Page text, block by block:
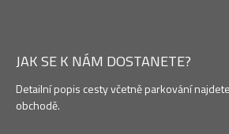
JAK SE K NÁM DOSTANETE?
Detailní popis cesty včetně parkování
obchodě.